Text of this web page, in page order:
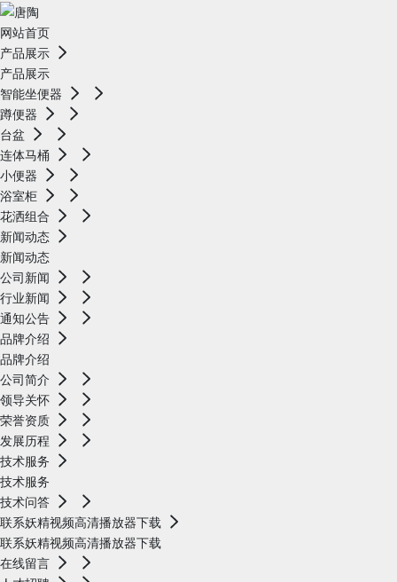
网站首页
产品展示
产品展示
智能坐便器
蹲便器
台盆
连体马桶
小便器
浴室柜
花洒组合
新闻动态
新闻动态
公司新闻
行业新闻
通知公告
品牌介绍
品牌介绍
公司简介
领导关怀
荣誉资质
发展历程
技术服务
技术服务
技术问答
联系妖精视频高清播放器下载
联系妖精视频高清播放器下载
在线留言